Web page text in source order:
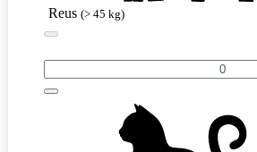
Reus (> 45 kg)